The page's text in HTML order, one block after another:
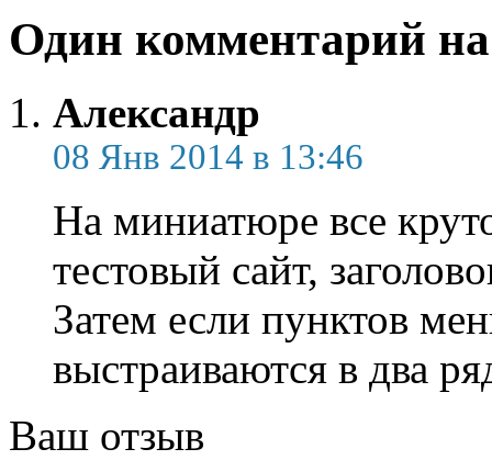
Один комментарий
Александр
08 Янв 2014 в 13:46
На миниатюре все
тестовый сайт,
Затем если пунктов
выстраиваются в два
Ваш отзыв